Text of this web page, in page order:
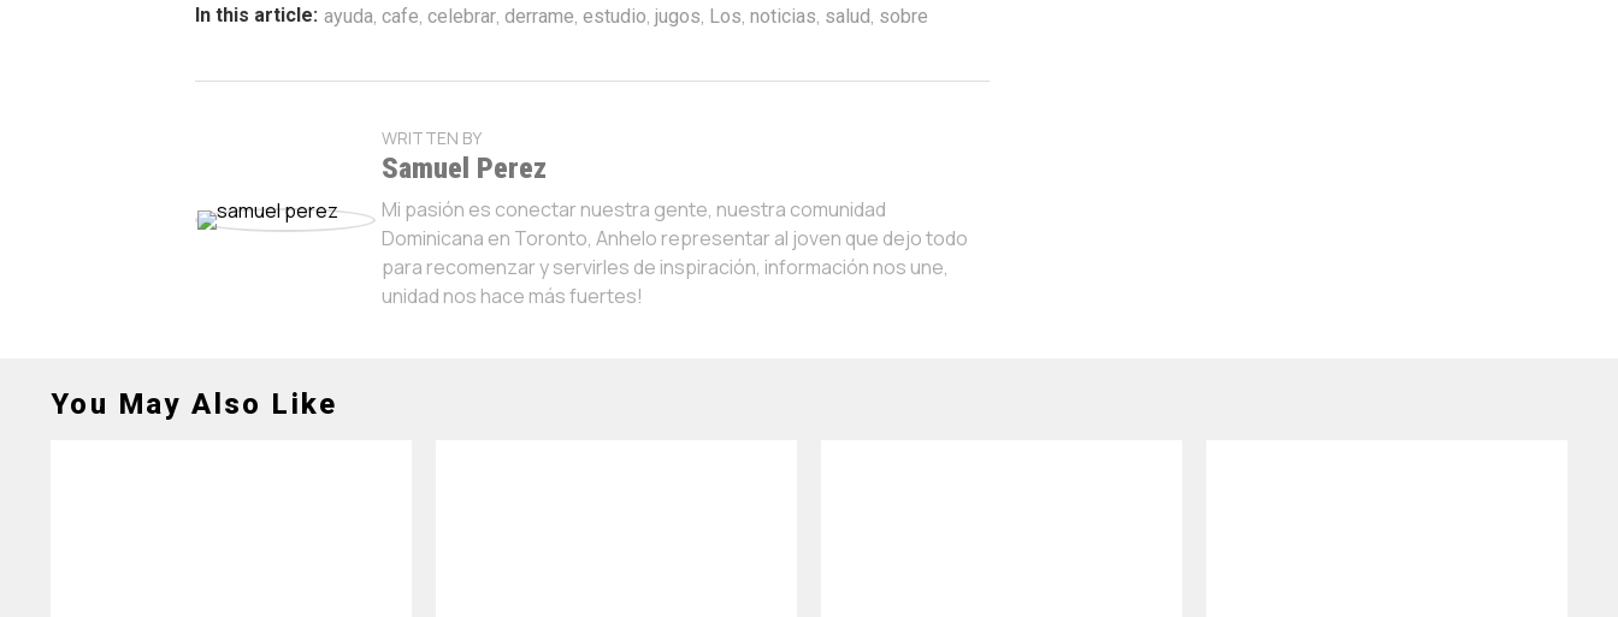
In this article: ayuda, cafe, celebrar, derrame, estudio, jugos, Los, noticias, salud, sobre
WRITTEN BY
Samuel Perez
Mi pasión es conectar nuestra gente, nuestra comunidad
Dominicana en Toronto, Anhelo representar al joven que dejo todo
para recomenzar y servirles de inspiración, información nos une,
unidad nos hace más fuertes!
You May Also Like